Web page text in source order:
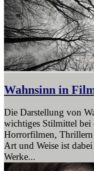
Wahnsinn in
Die Darstellung von
wichtiges Stilmittel bei
Horrorfilmen,
Art und Weise ist
Werke...